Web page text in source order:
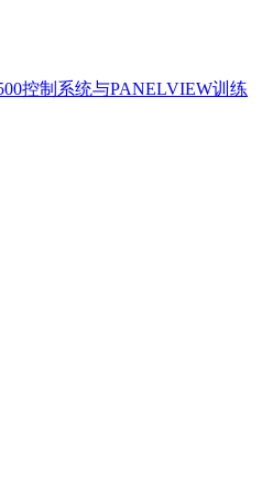
控制系统与PANELVIEW训练